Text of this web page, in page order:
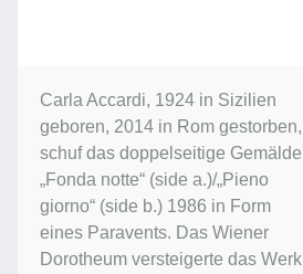
Carla Accardi, 1924 in Sizilien
geboren, 2014 in Rom gestorben,
schuf das doppelseitige Gemälde
„Fonda notte“ (side a.)/„Pieno
giorno“ (side b.) 1986 in Form
eines Paravents. Das Wiener
Dorotheum versteigerte das Werk